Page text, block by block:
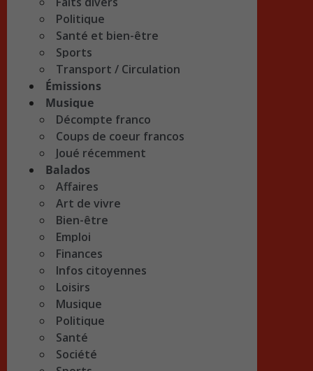
Politique
Santé et bien-être
Sports
Transport / Circulation
Émissions
Musique
Décompte franco
Coups de coeur francos
Joué récemment
Balados
Affaires
Art de vivre
Bien-être
Emploi
Finances
Infos citoyennes
Loisirs
Musique
Politique
Santé
Société